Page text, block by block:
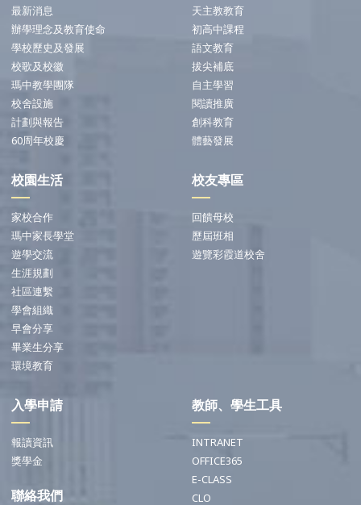
最新消息
辦學理念及教育使命
學校歷史及發展
校歌及校徽
瑪中教學團隊
校舍設施
計劃與報告
60周年校慶
天主教教育
初高中課程
語文教育
拔尖補底
自主學習
閱讀推廣
創科教育
體藝發展
校園生活
家校合作
瑪中家長學堂
遊學交流
生涯規劃
社區連繫
學會組織
早會分享
畢業生分享
環境教育
校友專區
回饋母校
歷屆班相
遊覽彩霞道校舍
入學申請
報讀資訊
獎學金
聯絡我們
教師、學生工具
INTRANET
OFFICE365
E-CLASS
CLO